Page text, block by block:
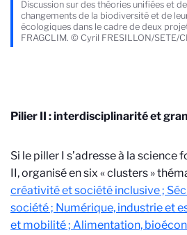
Discussion sur des théories unifiées et
changements de la biodiversité et de
écologiques dans le cadre de deux
FRAGCLIM. © Cyril FRESILLON/SETE/
Pilier II : interdisciplinarité et
Si le piller I s’adresse à la science
II, organisé en six « clusters »
créativité et société inclusive ;
société ; Numérique, industrie et
et mobilité ; Alimentation,